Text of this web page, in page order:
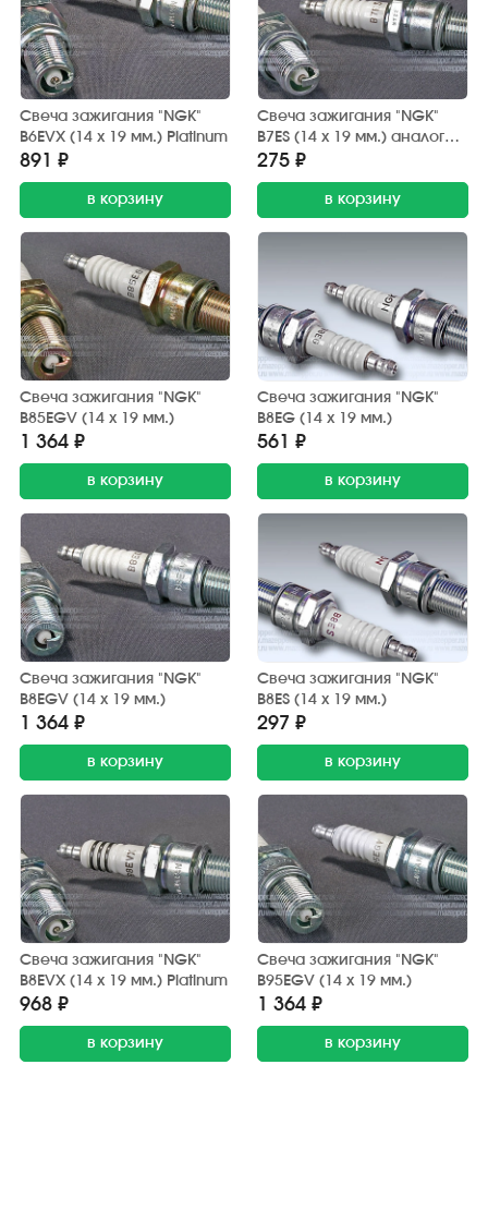
Свеча зажигания "NGK"
B6EVX (14 х 19 мм.) Platinum
891 ₽
в корзину
Свеча зажигания "NGK"
B7ES (14 х 19 мм.) аналог
А23ДРМ
275 ₽
в корзину
Свеча зажигания "NGK"
B85EGV (14 х 19 мм.)
1 364 ₽
в корзину
Свеча зажигания "NGK"
B8EG (14 х 19 мм.)
561 ₽
в корзину
Свеча зажигания "NGK"
B8EGV (14 х 19 мм.)
1 364 ₽
в корзину
Свеча зажигания "NGK"
B8ES (14 х 19 мм.)
297 ₽
в корзину
Свеча зажигания "NGK"
B8EVX (14 х 19 мм.) Platinum
968 ₽
в корзину
Свеча зажигания "NGK"
B95EGV (14 х 19 мм.)
1 364 ₽
в корзину